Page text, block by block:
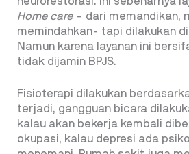
Home care– dari memandikan,
memindahkan- tapi dilakukan
Namun karena layanan ini
tidak dijamin BPJS.
Fisioterapi dilakukan
terjadi, gangguan bicara
kalau akan bekerja kembali
okupasi, kalau depresi ada